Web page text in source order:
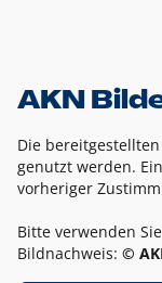
AKN
Die
genutzt werden.
vorheriger
Bitte verwenden
Bildnachweis: ©